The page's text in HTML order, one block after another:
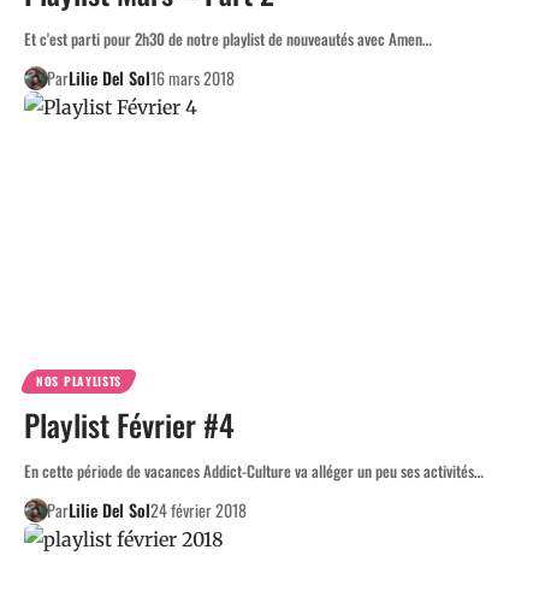
Et c'est parti pour 2h30 de notre playlist de nouveautés avec Amen…
ParLilie Del Sol16 mars 2018
NOS PLAYLISTS
Playlist Février #4
En cette période de vacances Addict-Culture va alléger un peu ses activités…
ParLilie Del Sol24 février 2018